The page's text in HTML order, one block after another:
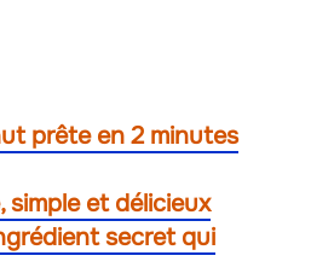
prête en 2 minutes
simple et délicieux
secret qui